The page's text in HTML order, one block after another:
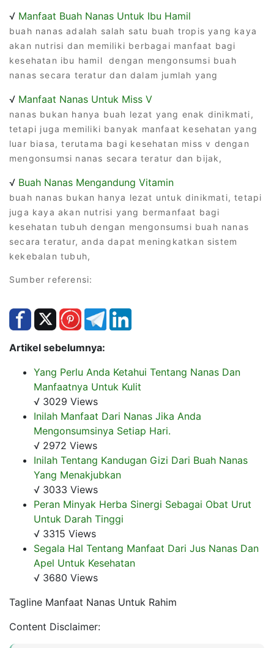
√ Manfaat Buah Nanas Untuk Ibu Hamil
buah nanas adalah salah satu buah tropis yang kaya
akan nutrisi dan memiliki berbagai manfaat bagi
kesehatan ibu hamil dengan mengonsumsi buah
nanas secara teratur dan dalam jumlah yang
√ Manfaat Nanas Untuk Miss V
nanas bukan hanya buah lezat yang enak dinikmati,
tetapi juga memiliki banyak manfaat kesehatan yang
luar biasa, terutama bagi kesehatan miss v dengan
mengonsumsi nanas secara teratur dan bijak,
√ Buah Nanas Mengandung Vitamin
buah nanas bukan hanya lezat untuk dinikmati, tetapi
juga kaya akan nutrisi yang bermanfaat bagi
kesehatan tubuh dengan mengonsumsi buah nanas
secara teratur, anda dapat meningkatkan sistem
kekebalan tubuh,
Sumber referensi:
Artikel sebelumnya:
Yang Perlu Anda Ketahui Tentang Nanas Dan
Manfaatnya Untuk Kulit
√ 3029 Views
Inilah Manfaat Dari Nanas Jika Anda
Mengonsumsinya Setiap Hari.
√ 2972 Views
Inilah Tentang Kandugan Gizi Dari Buah Nanas
Yang Menakjubkan
√ 3033 Views
Peran Minyak Herba Sinergi Sebagai Obat Urut
Untuk Darah Tinggi
√ 3315 Views
Segala Hal Tentang Manfaat Dari Jus Nanas Dan
Apel Untuk Kesehatan
√ 3680 Views
Tagline Manfaat Nanas Untuk Rahim
Content Disclaimer: